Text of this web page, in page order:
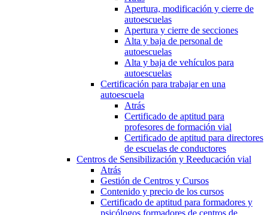
Apertura, modificación y cierre de
autoescuelas
Apertura y cierre de secciones
Alta y baja de personal de
autoescuelas
Alta y baja de vehículos para
autoescuelas
Certificación para trabajar en una
autoescuela
Atrás
Certificado de aptitud para
profesores de formación vial
Certificado de aptitud para directores
de escuelas de conductores
Centros de Sensibilización y Reeducación vial
Atrás
Gestión de Centros y Cursos
Contenido y precio de los cursos
Certificado de aptitud para formadores y